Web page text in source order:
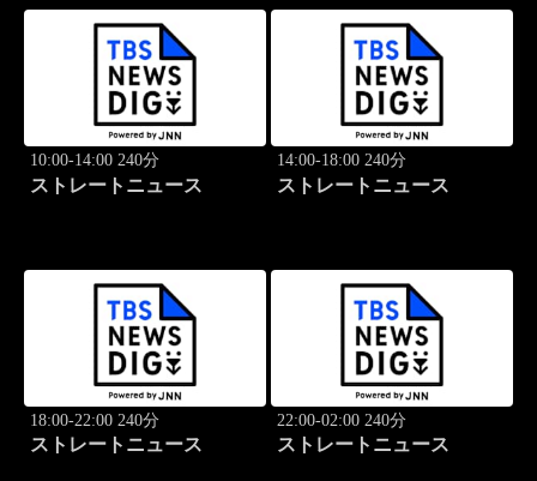
10:00-14:00 240分
ストレートニュース
14:00-18:00 240分
ストレートニュース
18:00-22:00 240分
ストレートニュース
22:00-02:00 240分
ストレートニュース